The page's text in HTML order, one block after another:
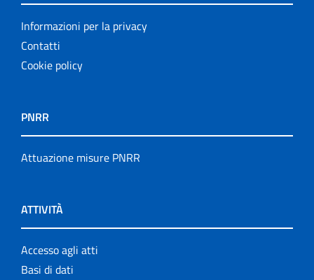
Informazioni per la privacy
Contatti
Cookie policy
PNRR
Attuazione misure PNRR
ATTIVITÀ
Accesso agli atti
Basi di dati